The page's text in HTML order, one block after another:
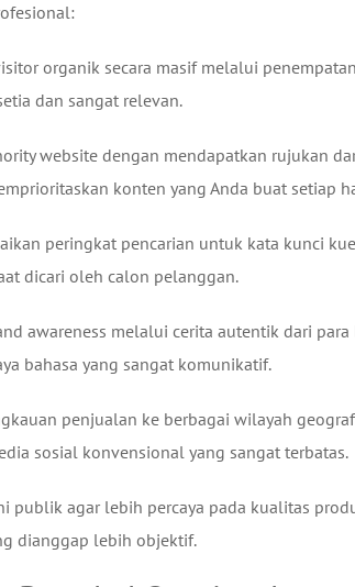
organik secara masif melalui
dan sangat relevan.
website dengan mendapatkan rujukan
konten yang Anda buat setiap
peringkat pencarian untuk kata kunci
dicari oleh calon pelanggan.
awareness melalui cerita autentik dari
bahasa yang sangat komunikatif.
penjualan ke berbagai wilayah
sosial konvensional yang sangat terbatas.
publik agar lebih percaya pada kualitas
dianggap lebih objektif.